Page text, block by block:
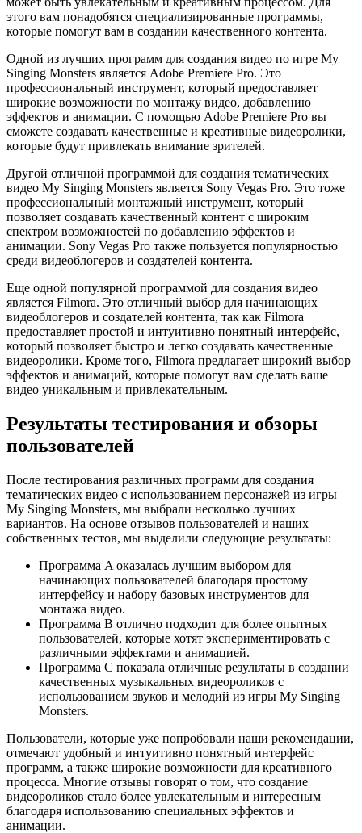
этого вам понадобятся специализированные программы,
которые помогут вам в создании качественного контента.
Одной из лучших программ для создания видео по игре My
Singing Monsters является Adobe Premiere Pro. Это
профессиональный инструмент, который предоставляет
широкие возможности по монтажу видео, добавлению
эффектов и анимации. С помощью Adobe Premiere Pro вы
сможете создавать качественные и креативные видеоролики,
которые будут привлекать внимание зрителей.
Другой отличной программой для создания тематических
видео My Singing Monsters является Sony Vegas Pro. Это тоже
профессиональный монтажный инструмент, который
позволяет создавать качественный контент с широким
спектром возможностей по добавлению эффектов и
анимации. Sony Vegas Pro также пользуется популярностью
среди видеоблогеров и создателей контента.
Еще одной популярной программой для создания видео
является Filmora. Это отличный выбор для начинающих
видеоблогеров и создателей контента, так как Filmora
предоставляет простой и интуитивно понятный интерфейс,
который позволяет быстро и легко создавать качественные
видеоролики. Кроме того, Filmora предлагает широкий выбор
эффектов и анимаций, которые помогут вам сделать ваше
видео уникальным и привлекательным.
Результаты тестирования и обзоры
пользователей
После тестирования различных программ для создания
тематических видео с использованием персонажей из игры
My Singing Monsters, мы выбрали несколько лучших
вариантов. На основе отзывов пользователей и наших
собственных тестов, мы выделили следующие результаты:
Программа A оказалась лучшим выбором для
начинающих пользователей благодаря простому
интерфейсу и набору базовых инструментов для
монтажа видео.
Программа B отлично подходит для более опытных
пользователей, которые хотят экспериментировать с
различными эффектами и анимацией.
Программа C показала отличные результаты в создании
качественных музыкальных видеороликов с
использованием звуков и мелодий из игры My Singing
Monsters.
Пользователи, которые уже попробовали наши рекомендации,
отмечают удобный и интуитивно понятный интерфейс
программ, а также широкие возможности для креативного
процесса. Многие отзывы говорят о том, что создание
видеороликов стало более увлекательным и интересным
благодаря использованию специальных эффектов и
анимации.